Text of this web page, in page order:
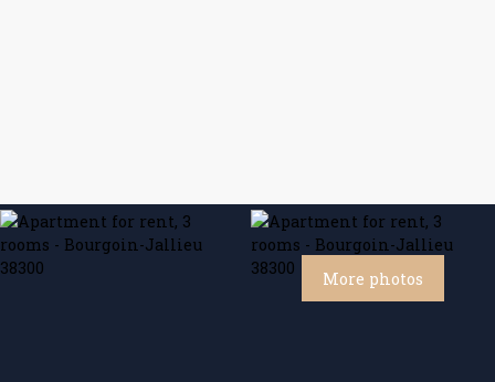
More photos